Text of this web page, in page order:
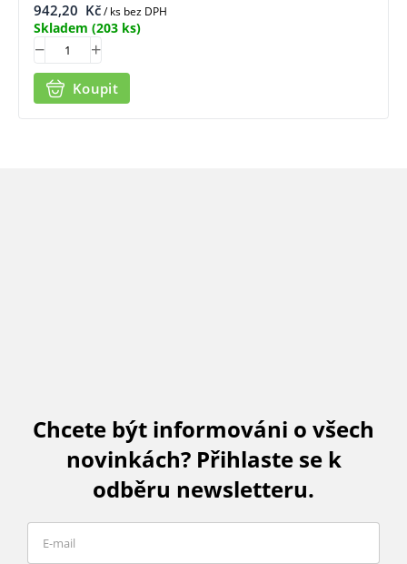
942,20 Kč/ ks bez DPH
Skladem (203 ks)
Koupit
Chcete být informováni o všech
novinkách? Přihlaste se k
odběru newsletteru.